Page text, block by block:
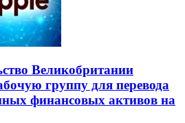
Великобритании
группу для перевода
финансовых активов на